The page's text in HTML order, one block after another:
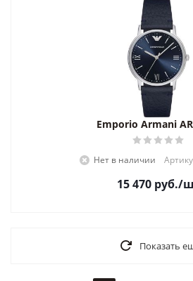
Emporio Armani
Нет в наличии
15 470руб./
Показать